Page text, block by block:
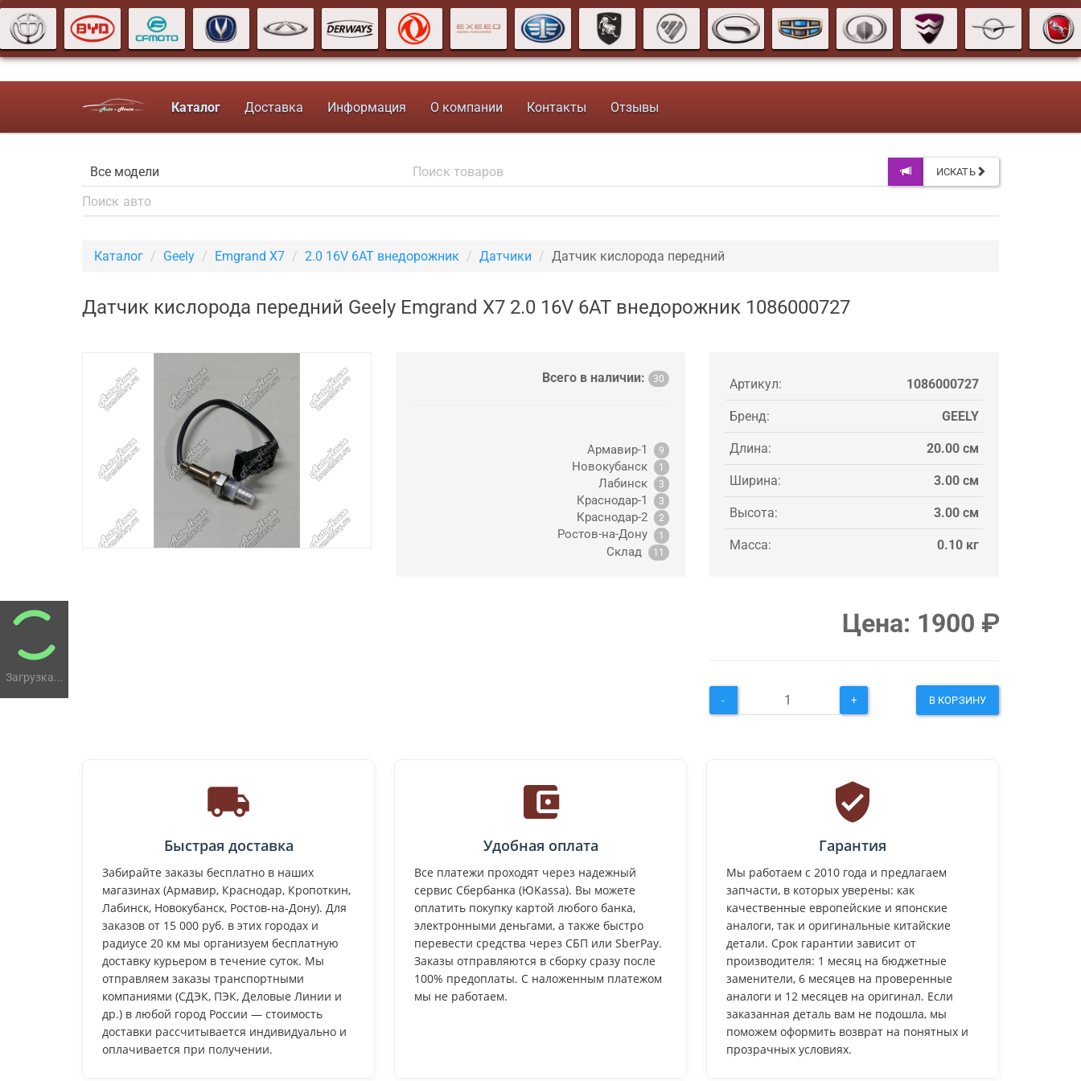
Загрузка...
Каталог Доставка Информация О компании Контакты Отзывы
ИСКАТЬ
Каталог Geely Emgrand X7 2.0 16V 6AT внедорожник Датчики Датчик кислорода передний
Датчик кислорода передний Geely Emgrand X7 2.0 16V 6AT внедорожник 1086000727
Всего в наличии: 30
Армавир-1 9
Новокубанск 1
Лабинск 3
Краснодар-1 3
Краснодар-2 2
Ростов-на-Дону 1
Склад 11
Артикул: 1086000727
Бренд: GEELY
Длина: 20.00 см
Ширина: 3.00 см
Высота: 3.00 см
Масса: 0.10 кг
Цена: 1900 ₽
- + В КОРЗИНУ
Быстрая доставка
Забирайте заказы бесплатно в наших
магазинах (Армавир, Краснодар, Кропоткин,
Лабинск, Новокубанск, Ростов-на-Дону). Для
заказов от 15 000 руб. в этих городах и
радиусе 20 км мы организуем бесплатную
доставку курьером в течение суток. Мы
отправляем заказы транспортными
компаниями (СДЭК, ПЭК, Деловые Линии и
др.) в любой город России — стоимость
доставки рассчитывается индивидуально и
оплачивается при получении.
Удобная оплата
Все платежи проходят через надежный
сервис Сбербанка (ЮKassa). Вы можете
оплатить покупку картой любого банка,
электронными деньгами, а также быстро
перевести средства через СБП или SberPay.
Заказы отправляются в сборку сразу после
100% предоплаты. С наложенным платежом
мы не работаем.
Гарантия
Мы работаем с 2010 года и предлагаем
запчасти, в которых уверены: как
качественные европейские и японские
аналоги, так и оригинальные китайские
детали. Срок гарантии зависит от
производителя: 1 месяц на бюджетные
заменители, 6 месяцев на проверенные
аналоги и 12 месяцев на оригинал. Если
заказанная деталь вам не подошла, мы
поможем оформить возврат на понятных и
прозрачных условиях.